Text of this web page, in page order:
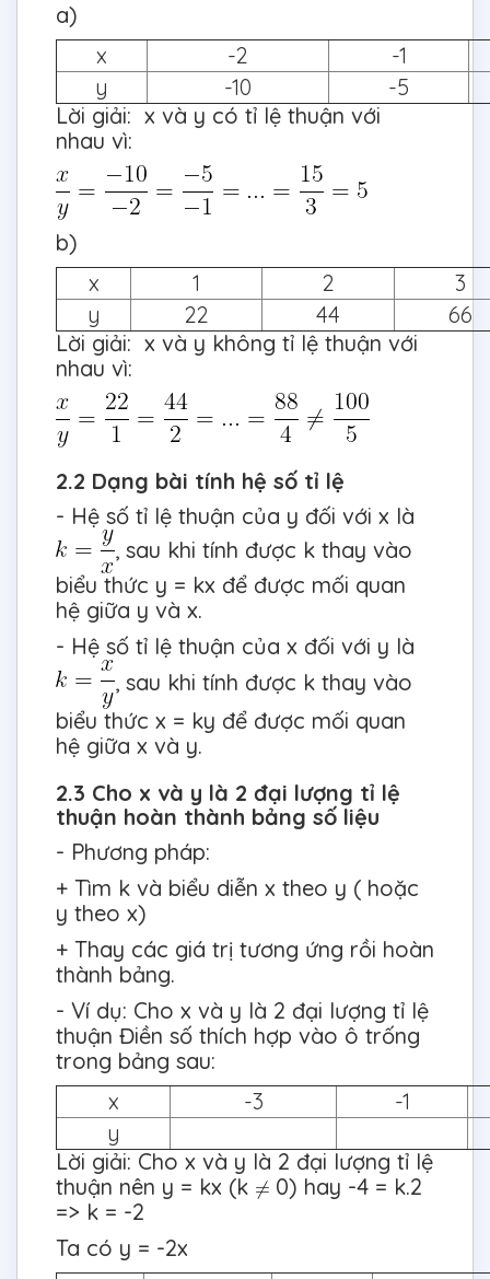
a)
x
-2
-1
y
-10
-5
Lời giải: x và y có tỉ lệ thuận với
nhau vì:
b)
x
1 2
3
y
22 44
66
Lời giải: x và y không tỉ lệ thuận với
nhau vì:
2.2 Dạng bài tính hệ số tỉ lệ
- Hệ số tỉ lệ thuận của y đối với x là
, sau khi tính được k thay vào
biểu thức y = kx để được mối quan
hệ giữa y và x.
- Hệ số tỉ lệ thuận của x đối với y là
, sau khi tính được k thay vào
biểu thức x = ky để được mối quan
hệ giữa x và y.
2.3 Cho x và y là 2 đại lượng tỉ lệ
thuận hoàn thành bảng số liệu
- Phương pháp:
+ Tìm k và biểu diễn x theo y ( hoặc
y theo x)
+ Thay các giá trị tương ứng rồi hoàn
thành bảng.
- Ví dụ: Cho x và y là 2 đại lượng tỉ lệ
thuận Điền số thích hợp vào ô trống
trong bảng sau:
x
-3
-1
y
Lời giải: Cho x và y là 2 đại lượng tỉ lệ
thuận nên y = kx (k
0) hay -4 = k.2
=> k = -2
Ta có y = -2x